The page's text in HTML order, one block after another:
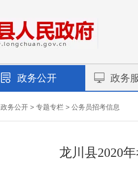
政务公开 政务
政务公开 > 专题专栏 > 公务员招考信息
龙川县2020